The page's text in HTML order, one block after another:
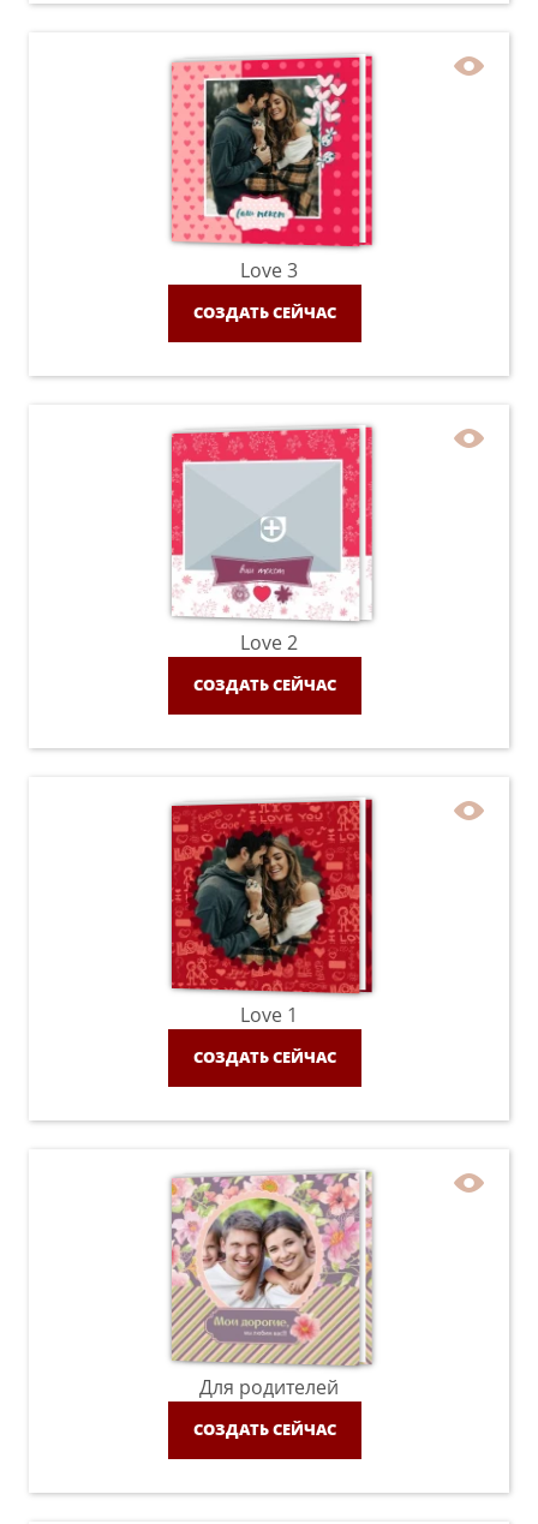
Love 3
СОЗДАТЬ СЕЙЧАС
Love 2
СОЗДАТЬ СЕЙЧАС
Love 1
СОЗДАТЬ СЕЙЧАС
Для родителей
СОЗДАТЬ СЕЙЧАС